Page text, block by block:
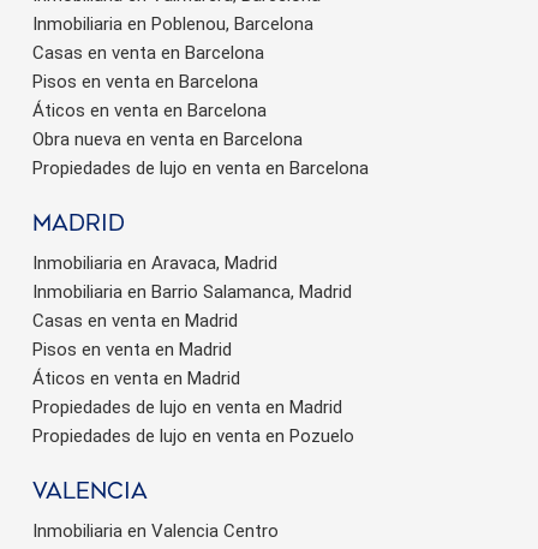
Inmobiliaria en Poblenou, Barcelona
Casas en venta en Barcelona
Pisos en venta en Barcelona
Áticos en venta en Barcelona
Obra nueva en venta en Barcelona
Propiedades de lujo en venta en Barcelona
Madrid
Inmobiliaria en Aravaca, Madrid
Inmobiliaria en Barrio Salamanca, Madrid
Casas en venta en Madrid
Pisos en venta en Madrid
Áticos en venta en Madrid
Propiedades de lujo en venta en Madrid
Propiedades de lujo en venta en Pozuelo
valencia
Inmobiliaria en Valencia Centro